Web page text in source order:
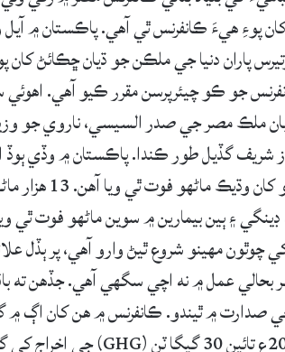
هيءَ ڪانفرنس ٿي آهي. پاڪستان ۾ آيل
پاران دنيا جي ملڪن جو ڌيان ڇڪائڻ کان
جو ڪو چيئرپرسن مقرر ڪيو آهي.
ملڪ مصر جي صدر السيسي، ناروي جو
شريف گڏيل طور ڪندا. پاڪستان ۾ وڏي
ساڍا ٽي ڪروڙ ماڻهو متاثر ٿيا آهن،
ڊينگي ۽ ٻين بيمارين ۾ سوين ماڻهو فوت ٿي
چوٿون مهينو شروع ٿيڻ وارو آهي، پر ٻڏل
بحالي عمل ۾ نه اچي سگهي آهي. جڏهن ته
صدارت ۾ ٿيندو. ڪانفرنس ۾ هن کان اڳ